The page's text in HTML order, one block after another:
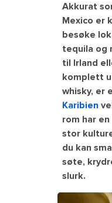
Akkurat
Mexico er
besøke
tequila og
til Irland
komplett
whisky, er
Karibien
rom har
stor
du kan
søte,
slurk.